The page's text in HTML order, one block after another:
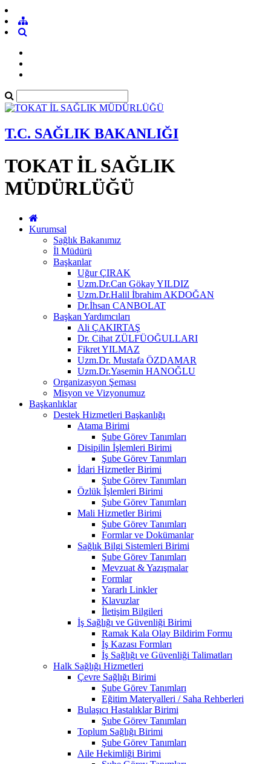
T.C. SAĞLIK BAKANLIĞI
TOKAT İL SAĞLIK
MÜDÜRLÜĞÜ
Kurumsal
Sağlık Bakanımız
İl Müdürü
Başkanlar
Uğur ÇIRAK
Uzm.Dr.Can Gökay YILDIZ
Uzm.Dr.Halil İbrahim AKDOĞAN
Dr.İhsan CANBOLAT
Başkan Yardımcıları
Ali ÇAKIRTAŞ
Dr. Cihat ZÜLFÜOĞULLARI
Fikret YILMAZ
Uzm.Dr. Mustafa ÖZDAMAR
Uzm.Dr.Yasemin HANOĞLU
Organizasyon Şeması
Misyon ve Vizyonumuz
Başkanlıklar
Destek Hizmetleri Başkanlığı
Atama Birimi
Şube Görev Tanımları
Disipilin İşlemleri Birimi
Şube Görev Tanımları
İdari Hizmetler Birimi
Şube Görev Tanımları
Özlük İşlemleri Birimi
Şube Görev Tanımları
Mali Hizmetler Birimi
Şube Görev Tanımları
Formlar ve Dokümanlar
Sağlık Bilgi Sistemleri Birimi
Şube Görev Tanımları
Mevzuat & Yazışmalar
Formlar
Yararlı Linkler
Klavuzlar
İletişim Bilgileri
İş Sağlığı ve Güvenliği Birimi
Ramak Kala Olay Bildirim Formu
İş Kazası Formları
İş Sağlığı ve Güvenliği Talimatları
Halk Sağlığı Hizmetleri
Çevre Sağlığı Birimi
Şube Görev Tanımları
Eğitim Materyalleri / Saha Rehberleri
Bulaşıcı Hastalıklar Birimi
Şube Görev Tanımları
Toplum Sağlığı Birimi
Şube Görev Tanımları
Aile Hekimliği Birimi